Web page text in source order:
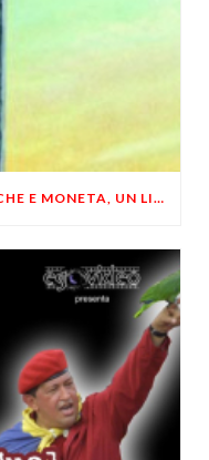
RILETTURE: MERCATISMO, BANCHE E MONETA, UN LIBERTARIO RISPONDE A UN LIBERALE